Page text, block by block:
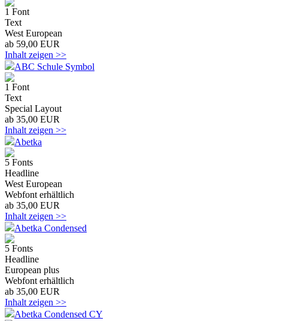
1 Font
Text
West European
ab 59,00 EUR
Inhalt zeigen >>
ABC Schule Symbol
1 Font
Text
Special Layout
ab 35,00 EUR
Inhalt zeigen >>
Abetka
5 Fonts
Headline
West European
Webfont erhältlich
ab 35,00 EUR
Inhalt zeigen >>
Abetka Condensed
5 Fonts
Headline
European plus
Webfont erhältlich
ab 35,00 EUR
Inhalt zeigen >>
Abetka Condensed CY